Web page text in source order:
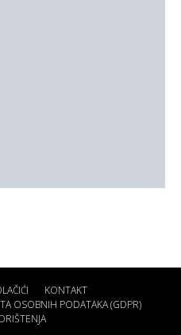
KONTAKT
OSOBNIH PODATAKA (GDPR)